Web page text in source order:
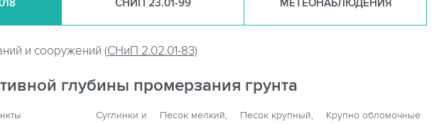
СНИП 23.01-99 МЕТЕОНАБЛЮДЕНИЯ
и сооружений (СНиП 2.02.01-83)
глубины промерзания грунта
Суглинки и
Песок мелкий,
Песок крупный,
Крупно обломочные